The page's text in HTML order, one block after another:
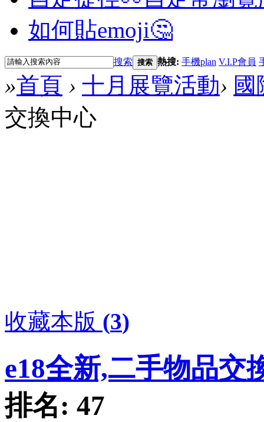
如何貼emoji🤔
搜索 搜索 熱搜: 手機plan V.I.P會員
»首頁 › 十月展覽活動› 國
交換中心
收藏本版 (3)
e18全新,二手物品交
排名: 47